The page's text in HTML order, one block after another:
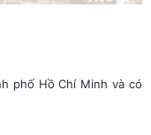
phố Hồ Chí Minh và có